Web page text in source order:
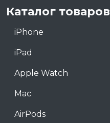
Каталог товаров
iPhone
iPad
Apple Watch
Mac
AirPods